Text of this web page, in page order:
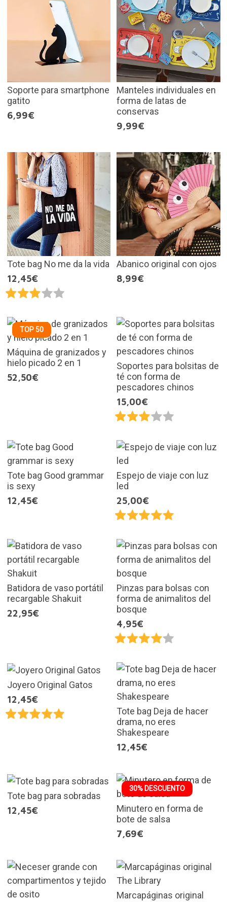
Soporte para smartphone
gatito
6,99€
Manteles individuales en
forma de latas de
conservas
9,99€
Tote bag No me da la vida
12,45€
Abanico original con ojos
8,99€
TOP 50
Máquina de granizados y
hielo picado 2 en 1
52,50€
Soportes para bolsitas de
té con forma de
pescadores chinos
15,00€
Tote bag Good grammar
is sexy
12,45€
Espejo de viaje con luz
led
25,00€
Batidora de vaso portátil
recargable Shakuit
22,95€
Pinzas para bolsas con
forma de animalitos del
bosque
4,95€
Joyero Original Gatos
12,45€
Tote bag Deja de hacer
drama, no eres
Shakespeare
12,45€
Tote bag para sobradas
12,45€
30% DESCUENTO
Minutero en forma de
bote de salsa
7,69€
Marcapáginas original